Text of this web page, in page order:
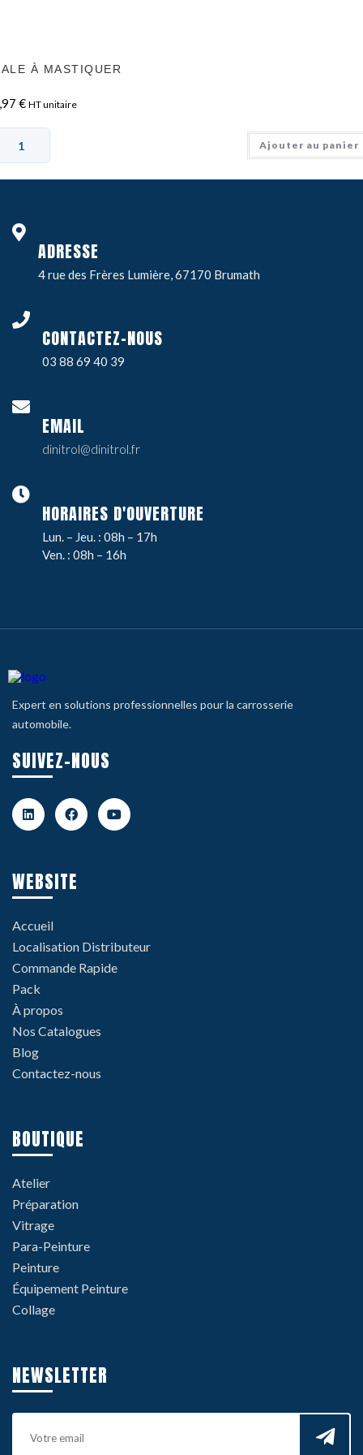
À MASTIQUER
€ HT unitaire
Ajouter au panier
ADRESSE
4 rue des Frères Lumière, 67170 Brumath
CONTACTEZ-NOUS
03 88 69 40 39
EMAIL
dinitrol@dinitrol.fr
HORAIRES D'OUVERTURE
Lun. – Jeu. : 08h – 17h
Ven. : 08h – 16h
Expert en solutions professionnelles pour la carrosserie
automobile.
SUIVEZ-NOUS
WEBSITE
Accueil
Localisation Distributeur
Commande Rapide
Pack
À propos
Nos Catalogues
Blog
Contactez-nous
BOUTIQUE
Atelier
Préparation
Vitrage
Para-Peinture
Peinture
Équipement Peinture
Collage
NEWSLETTER